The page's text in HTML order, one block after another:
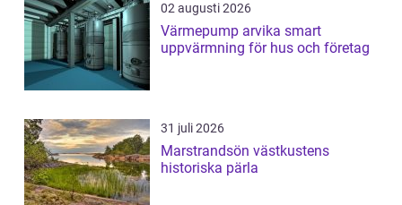
02 augusti 2026
Värmepump arvika smart
uppvärmning för hus och företag
31 juli 2026
Marstrandsön västkustens
historiska pärla